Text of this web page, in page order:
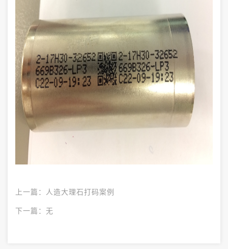
上一篇： 人造大理石打码案例
下一篇： 无